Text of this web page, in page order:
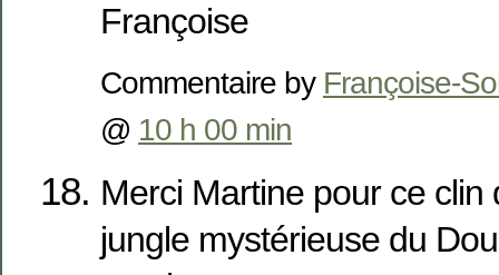
Françoise
Commentaire by Françoise-
@ 10 h 00 min
Merci Martine pour ce clin
jungle mystérieuse du